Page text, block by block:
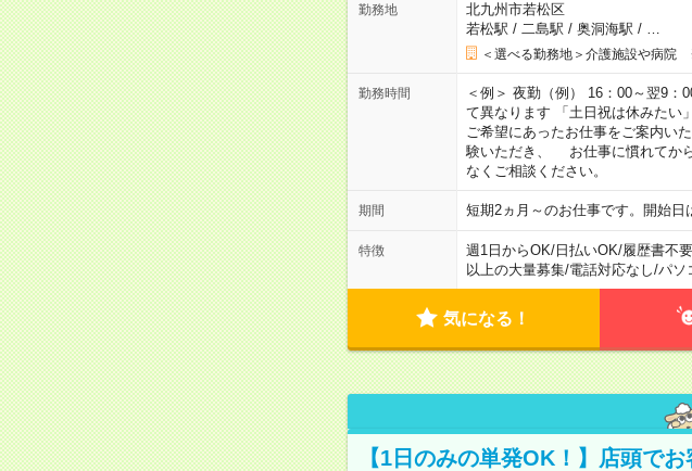
勤務地
北九州市若松区
若松駅 / 二島駅 / 奥洞海駅 / …
＜選べる勤務地＞介護施設や病院
勤務時間
＜例＞ 夜勤（例） 16：00～翌9
て異なります 「土日祝は休みたい
ご希望にあったお仕事をご案内い
験いただき、 お仕事に慣れてか
なくご相談ください。
期間 短期2ヵ月～のお仕事です。開始
特徴 週1日からOK/日払いOK/履歴書不要
以上の大量募集/電話対応なし/パソ
気になる！
【1日のみの単発OK！】店頭で